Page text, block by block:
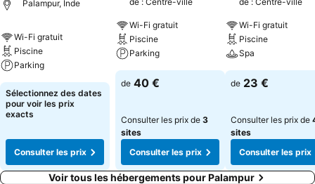
Palampur, Inde
Wi-Fi gratuit
Piscine
Parking
Sélectionnez des dates
pour voir les prix
exacts
Consulter les prix
Wi-Fi gratuit
Piscine
Parking
de 40 €
Consulter les prix de 3
sites
Consulter les prix
Wi-Fi gratuit
Piscine
Spa
de 23 €
Consulter les prix de
sites
Consulter les prix
Voir tous les hébergements pour Palampur